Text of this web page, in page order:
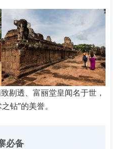
剔透、富丽堂皇闻名于世，
钻”的美誉。
必备